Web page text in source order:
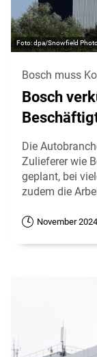
dpa/Snowfield
Bosch muss
Bosch
Die
Zulieferer wie
geplant, bei
zudem die
November 2024